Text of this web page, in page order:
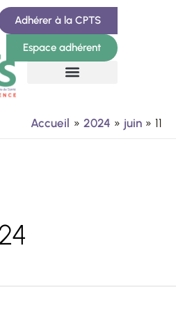
Adhérer à la CPTS
Espace adhérent
Accueil 2024 juin 11